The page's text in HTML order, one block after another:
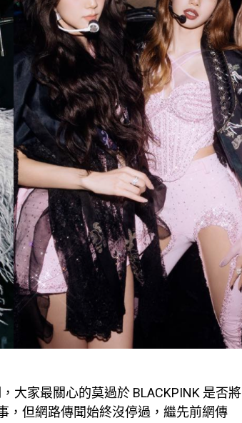
大家最關心的莫過於 BLACKPINK 是否將
，但網路傳聞始終沒停過，繼先前網傳